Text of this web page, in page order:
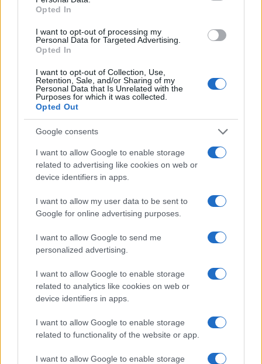
Opted In
I want to opt-out of processing my
Personal Data for Targeted Advertising.
Opted In
I want to opt-out of Collection, Use,
Retention, Sale, and/or Sharing of my
Personal Data that Is Unrelated with the
Purposes for which it was collected.
Opted Out
Google consents
I want to allow Google to enable storage
related to advertising like cookies on web or
device identifiers in apps.
I want to allow my user data to be sent to
Google for online advertising purposes.
I want to allow Google to send me
personalized advertising.
I want to allow Google to enable storage
related to analytics like cookies on web or
device identifiers in apps.
I want to allow Google to enable storage
related to functionality of the website or app.
I want to allow Google to enable storage
AUTOR
Sigue leyendo